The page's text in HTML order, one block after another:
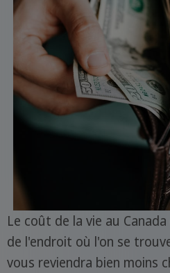
Le coût de la vie au
de l'endroit où l'on se
vous reviendra bien moins